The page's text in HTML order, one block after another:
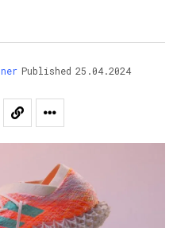
Published 25.04.2024